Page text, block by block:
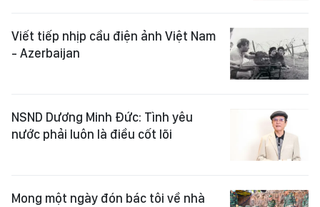
Viết tiếp nhịp cầu điện ảnh Việt Nam
- Azerbaijan
NSND Dương Minh Đức: Tình yêu
nước phải luôn là điều cốt lõi
Mong một ngày đón bác tôi về nhà